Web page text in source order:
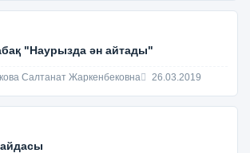
"Наурызда ән айтады"
Салтанат Жаркенбековна 26.03.2019